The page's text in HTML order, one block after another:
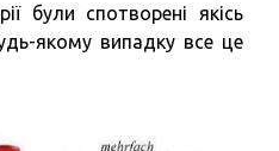
були спотворені якісь
якому випадку все це